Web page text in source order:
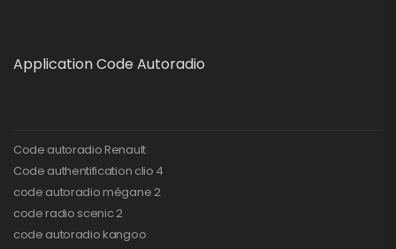
Application Code Autoradio
Code autoradio Renault
Code authentification clio 4
code autoradio mégane 2
code radio scenic 2
code autoradio kangoo